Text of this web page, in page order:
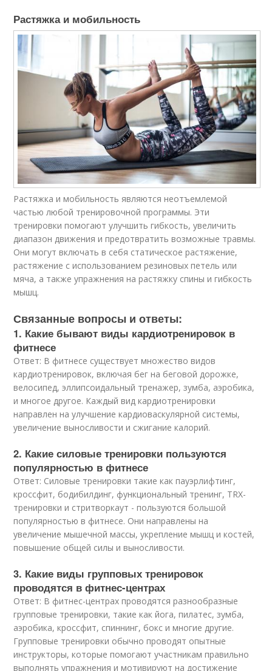
Растяжка и мобильность
Растяжка и мобильность являются неотъемлемой
частью любой тренировочной программы. Эти
тренировки помогают улучшить гибкость, увеличить
диапазон движения и предотвратить возможные травмы.
Они могут включать в себя статическое растяжение,
растяжение с использованием резиновых петель или
мяча, а также упражнения на растяжку спины и гибкость
мышц.
Связанные вопросы и ответы:
1. Какие бывают виды кардиотренировок в
фитнесе
Ответ: В фитнесе существует множество видов
кардиотренировок, включая бег на беговой дорожке,
велосипед, эллипсоидальный тренажер, зумба, аэробика,
и многое другое. Каждый вид кардиотренировки
направлен на улучшение кардиоваскулярной системы,
увеличение выносливости и сжигание калорий.
2. Какие силовые тренировки пользуются
популярностью в фитнесе
Ответ: Силовые тренировки такие как пауэрлифтинг,
кроссфит, бодибилдинг, функциональный тренинг, TRX-
тренировки и стритворкаут - пользуются большой
популярностью в фитнесе. Они направлены на
увеличение мышечной массы, укрепление мышц и костей,
повышение общей силы и выносливости.
3. Какие виды групповых тренировок
проводятся в фитнес-центрах
Ответ: В фитнес-центрах проводятся разнообразные
групповые тренировки, такие как йога, пилатес, зумба,
аэробика, кроссфит, спиннинг, бокс и многие другие.
Групповые тренировки обычно проводят опытные
инструкторы, которые помогают участникам правильно
выполнять упражнения и мотивируют на достижение